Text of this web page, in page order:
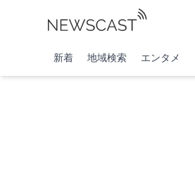
新着 地域検索 エンタメ